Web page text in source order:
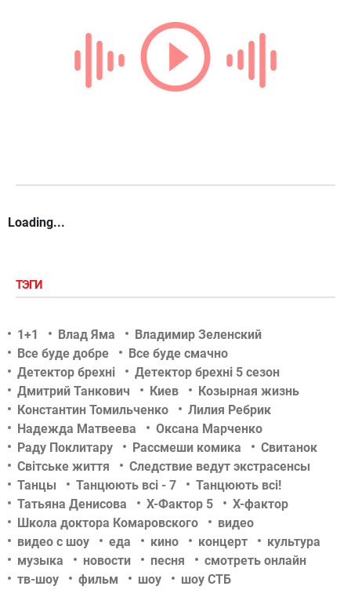
Loading...
ТЭГИ
1+1 Влад Яма
Владимир Зеленский
Все буде добре
Все буде смачно
Детектор брехні
Детектор брехні 5 сезон
Дмитрий Танкович
Киев
Козырная жизнь
Константин Томильченко
Лилия Ребрик
Надежда Матвеева
Оксана Марченко
Раду Поклитару
Рассмеши комика
Свитанок
Світське життя
Следствие ведут экстрасенсы
Танцы
Танцюють всі - 7
Танцюють всі!
Татьяна Денисова
Х-Фактор 5
Х-фактор
Школа доктора Комаровского
видео
видео с шоу
еда кино концерт
культура
музыка
новости песня
смотреть онлайн
тв-шоу
фильм шоу шоу СТБ